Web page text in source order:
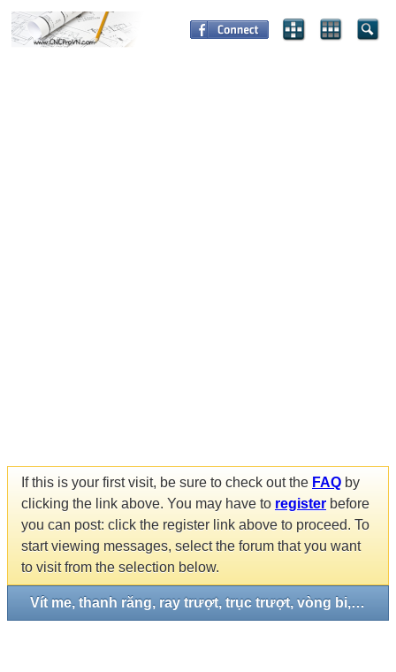
If this is your first visit, be sure to check out the FAQ by
clicking the link above. You may have to register before
you can post: click the register link above to proceed. To
start viewing messages, select the forum that you want
to visit from the selection below.
Vít me, thanh răng, ray trượt, trục trượt, vòng bi, gối đở...